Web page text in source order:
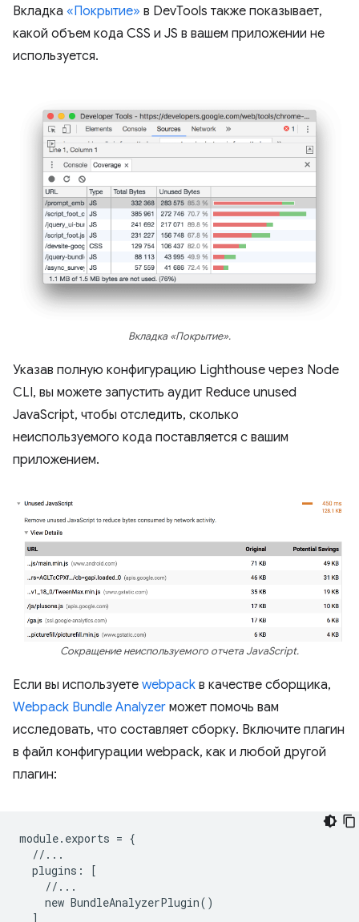
Вкладка «Покрытие» в DevTools также показывает,
какой объем кода CSS и JS в вашем приложении не
используется.
Вкладка «Покрытие».
Указав полную конфигурацию Lighthouse через Node
CLI, вы можете запустить аудит Reduce unused
JavaScript, чтобы отследить, сколько
неиспользуемого кода поставляется с вашим
приложением.
Сокращение неиспользуемого отчета JavaScript.
Если вы используете webpack в качестве сборщика,
Webpack Bundle Analyzer может помочь вам
исследовать, что составляет сборку. Включите плагин
в файл конфигурации webpack, как и любой другой
плагин:
module. exports = {
//...
plugins :
[
//...
new BundleAnalyzerPlugin()
]